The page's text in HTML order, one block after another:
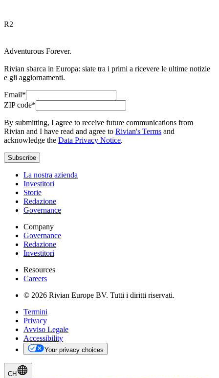
R2
Adventurous Forever.
Rivian sbarca in Europa: siate tra i primi a ricevere le ultime notizie
e gli aggiornamenti.
Email*
ZIP code*
By submitting, I agree to receive future communications from
Rivian and I have read and agree to Rivian's Terms and
acknowledge the Data Privacy Notice.
Subscribe
La nostra azienda
Investitori
Storie
Redazione
Governance
Company
Governance
Redazione
Investitori
Resources
Careers
© 2026 Rivian Europe BV. Tutti i diritti riservati.
Termini
Privacy
Avviso Legale
Accessibility
Your privacy choices
CH